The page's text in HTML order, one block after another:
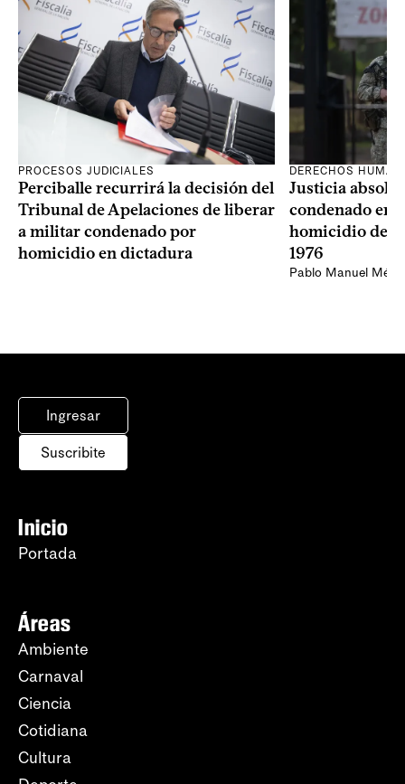
PROCESOS JUDICIALES
Perciballe recurrirá la decisión del
Tribunal de Apelaciones de liberar
a militar condenado por
homicidio en dictadura
DERECHOS
Justicia
condenado en
homicidio de
1976
Pablo Manuel
Ingresar
Suscribite
Inicio
Portada
Áreas
Ambiente
Carnaval
Ciencia
Cotidiana
Cultura